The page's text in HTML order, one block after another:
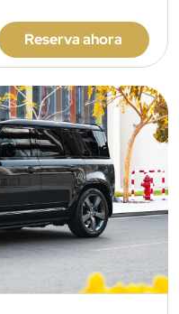
Reserva ahora